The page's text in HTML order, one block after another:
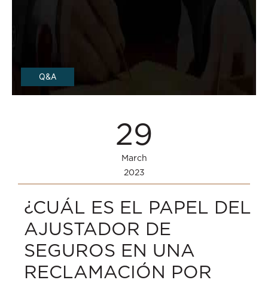
Q&A
29
March
2023
¿CUÁL ES EL PAPEL DEL
AJUSTADOR DE
SEGUROS EN UNA
RECLAMACIÓN POR